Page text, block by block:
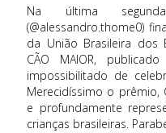
Na última
(@alessandro.thome0)
da União Brasileira dos
CÃO MAIOR,
impossibilitado de
Merecidíssimo o prêmio,
e profundamente
crianças brasileiras.